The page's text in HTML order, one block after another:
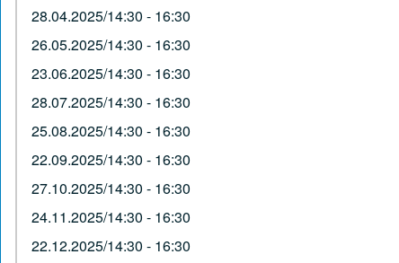
28.04.2025/14:30 - 16:30
26.05.2025/14:30 - 16:30
23.06.2025/14:30 - 16:30
28.07.2025/14:30 - 16:30
25.08.2025/14:30 - 16:30
22.09.2025/14:30 - 16:30
27.10.2025/14:30 - 16:30
24.11.2025/14:30 - 16:30
22.12.2025/14:30 - 16:30